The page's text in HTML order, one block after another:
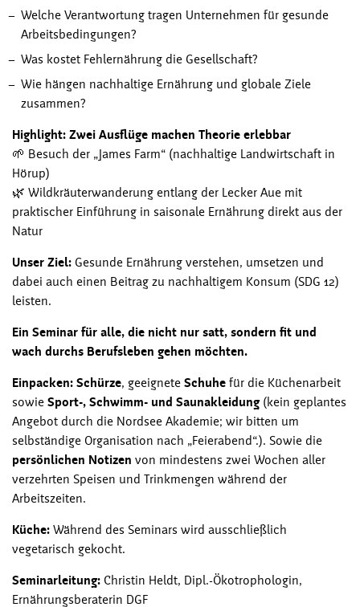
Welche Verantwortung tragen Unternehmen für gesunde
Arbeitsbedingungen?
Was kostet Fehlernährung die Gesellschaft?
Wie hängen nachhaltige Ernährung und globale Ziele
zusammen?
Highlight: Zwei Ausflüge machen Theorie erlebbar
🌱 Besuch der „James Farm“ (nachhaltige Landwirtschaft in
Hörup)
🌿 Wildkräuterwanderung entlang der Lecker Aue mit
praktischer Einführung in saisonale Ernährung direkt aus der
Natur
Unser Ziel: Gesunde Ernährung verstehen, umsetzen und
dabei auch einen Beitrag zu nachhaltigem Konsum (SDG 12)
leisten.
Ein Seminar für alle, die nicht nur satt, sondern fit und
wach durchs Berufsleben gehen möchten.
Einpacken: Schürze, geeignete Schuhe für die Küchenarbeit
sowie Sport-, Schwimm- und Saunakleidung(kein geplantes
Angebot durch die Nordsee Akademie; wir bitten um
selbständige Organisation nach „Feierabend“.). Sowie die
persönlichen Notizen von mindestens zwei Wochen aller
verzehrten Speisen und Trinkmengen während der
Arbeitszeiten.
Küche: Während des Seminars wird ausschließlich
vegetarisch gekocht.
Seminarleitung: Christin Heldt, Dipl.-Ökotrophologin,
Ernährungsberaterin DGF